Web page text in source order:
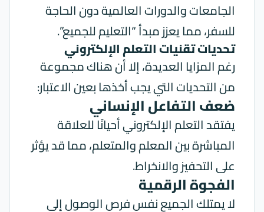
الجامعات والدورات العالمية دون الحاجة
للسفر، مما يعزز مبدأ “التعليم للجميع”.
تحديات تقنيات التعلم الإلكتروني
رغم المزايا العديدة، إلا أن هناك مجموعة
من التحديات التي يجب أخذها بعين الاعتبار:
ضعف التفاعل الإنساني
يفتقد التعلم الإلكتروني أحيانًا للعلاقة
المباشرة بين المعلم والمتعلم، مما قد يؤثر
على التحفيز والانخراط.
الفجوة الرقمية
لا يمتلك الجميع نفس فرص الوصول إلى